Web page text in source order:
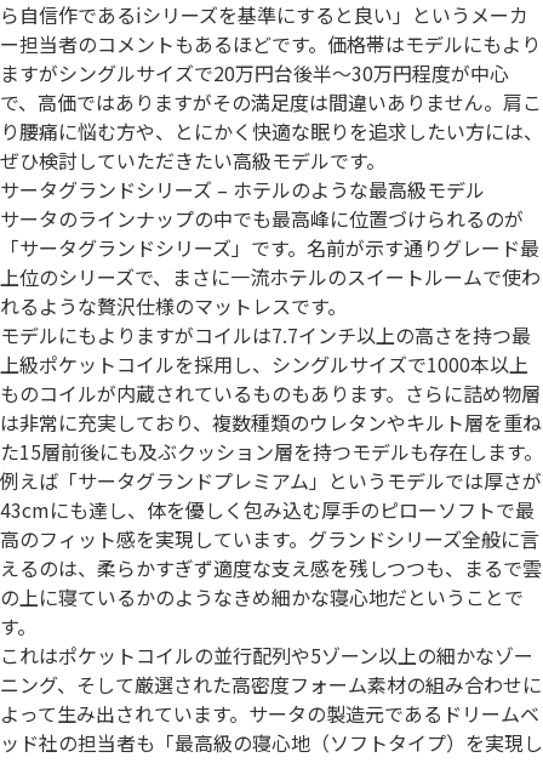
ら自信作であるiシリーズを基準にすると良い」というメーカ
ー担当者のコメントもあるほどです。価格帯はモデルにもより
ますがシングルサイズで20万円台後半～30万円程度が中心
で、高価ではありますがその満足度は間違いありません。肩こ
り腰痛に悩む方や、とにかく快適な眠りを追求したい方には、
ぜひ検討していただきたい高級モデルです。
サータグランドシリーズ – ホテルのような最高級モデル
サータのラインナップの中でも最高峰に位置づけられるのが
「サータグランドシリーズ」です。名前が示す通りグレード最
上位のシリーズで、まさに一流ホテルのスイートルームで使わ
れるような贅沢仕様のマットレスです。
モデルにもよりますがコイルは7.7インチ以上の高さを持つ最
上級ポケットコイルを採用し、シングルサイズで1000本以上
ものコイルが内蔵されているものもあります。さらに詰め物層
は非常に充実しており、複数種類のウレタンやキルト層を重ね
た15層前後にも及ぶクッション層を持つモデルも存在します。
例えば「サータグランドプレミアム」というモデルでは厚さが
43cmにも達し、体を優しく包み込む厚手のピローソフトで最
高のフィット感を実現しています。グランドシリーズ全般に言
えるのは、柔らかすぎず適度な支え感を残しつつも、まるで雲
の上に寝ているかのようなきめ細かな寝心地だということで
す。
これはポケットコイルの並行配列や5ゾーン以上の細かなゾー
ニング、そして厳選された高密度フォーム素材の組み合わせに
よって生み出されています。サータの製造元であるドリームベ
ッド社の担当者も「最高級の寝心地（ソフトタイプ）を実現し